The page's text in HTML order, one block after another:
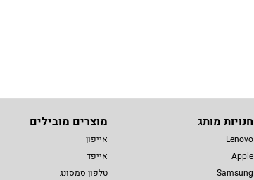
חנויות מותג
Lenovo
Apple
Samsung
מוצרים מובילים
אייפון
אייפד
טלפון סמסונג